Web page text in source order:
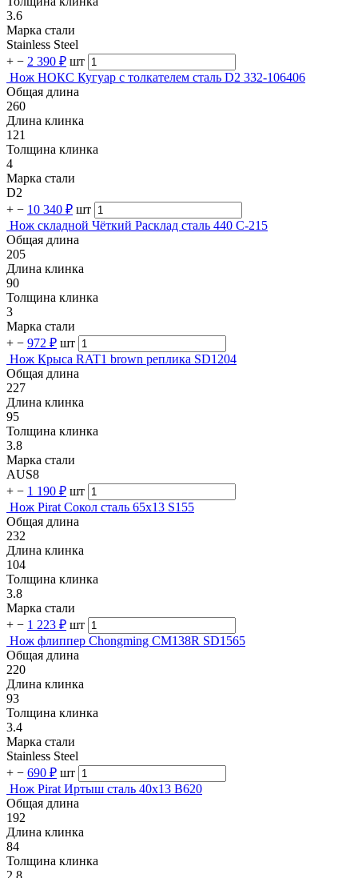
3.6
Марка стали
Stainless Steel
+ − 2 390 ₽ шт
Нож НОКС Кугуар с толкателем сталь D2 332-106406
Общая длина
260
Длина клинка
121
Толщина клинка
4
Марка стали
D2
+ − 10 340 ₽ шт
Нож складной Чёткий Расклад сталь 440 C-215
Общая длина
205
Длина клинка
90
Толщина клинка
3
Марка стали
+ − 972 ₽ шт
Нож Крыса RAT1 brown реплика SD1204
Общая длина
227
Длина клинка
95
Толщина клинка
3.8
Марка стали
AUS8
+ − 1 190 ₽ шт
Нож Pirat Сокол сталь 65х13 S155
Общая длина
232
Длина клинка
104
Толщина клинка
3.8
Марка стали
+ − 1 223 ₽ шт
Нож флиппер Chongming CM138R SD1565
Общая длина
220
Длина клинка
93
Толщина клинка
3.4
Марка стали
Stainless Steel
+ − 690 ₽ шт
Нож Pirat Иртыш сталь 40х13 B620
Общая длина
192
Длина клинка
84
Толщина клинка
2.8